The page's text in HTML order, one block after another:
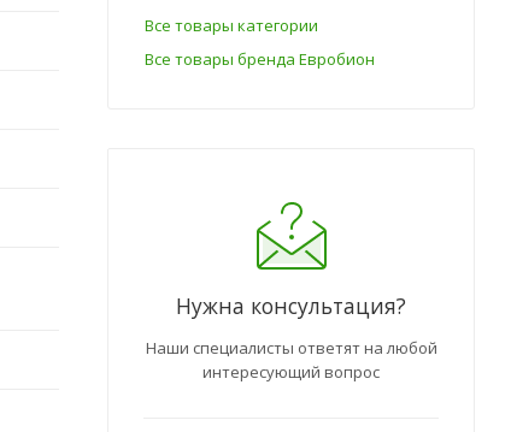
Все товары категории
Все товары бренда Евробион
Нужна консультация?
Наши специалисты ответят на любой
интересующий вопрос